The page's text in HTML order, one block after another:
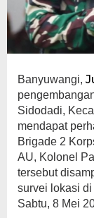
Banyuwangi,
Sidodadi,
mendapat
Brigade 2
AU, Kolonel
tersebut
survei lokasi
Sabtu, 8 Mei